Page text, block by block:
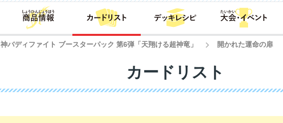
はじめての方へ
神バディファイト ブースターパック 第6弾「天翔ける超神竜」 開かれた運命の扉
カードリスト